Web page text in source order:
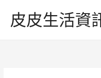
皮皮生活資